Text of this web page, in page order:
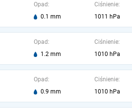
Opad:
0.1 mm
Ciśnienie:
1011 hPa
Opad:
1.2 mm
Ciśnienie:
1010 hPa
Opad:
0.9 mm
Ciśnienie:
1010 hPa